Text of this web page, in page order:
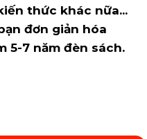
thức khác nữa...
đơn giản hóa
5-7 năm đèn sách.